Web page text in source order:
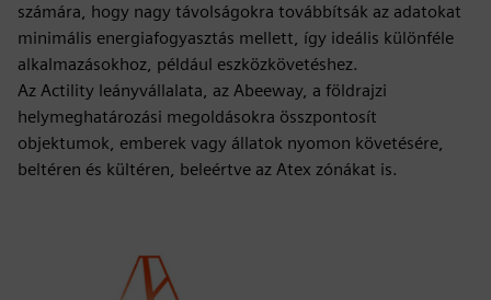
számára, hogy nagy távolságokra továbbítsák az adatokat
minimális energiafogyasztás mellett, így ideális különféle
alkalmazásokhoz, például eszközkövetéshez.
Az Actility leányvállalata, az Abeeway, a földrajzi
helymeghatározási megoldásokra összpontosít
objektumok, emberek vagy állatok nyomon követésére,
beltéren és kültéren, beleértve az Atex zónákat is.